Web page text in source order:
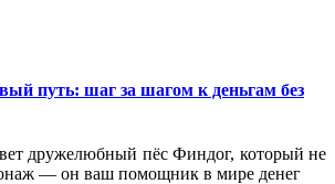
путь: шаг за шагом к деньгам без
дружелюбный пёс Финдог, который не
— он ваш помощник в мире денег